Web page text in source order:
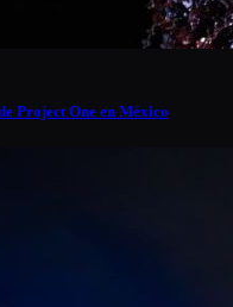
Project One en México